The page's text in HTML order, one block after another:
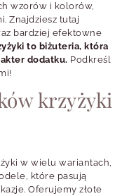
wzorów i kolorów,
Znajdziesz tutaj
bardziej efektowne
to biżuteria, która
dodatku. Podkreśl
krzyżyki
w wielu wariantach,
które pasują
Oferujemy złote